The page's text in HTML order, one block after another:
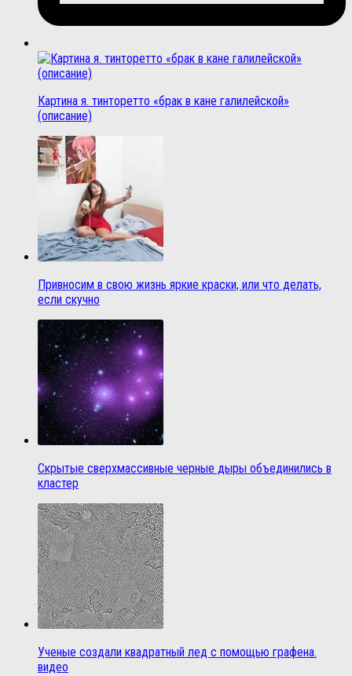
Картина я. тинторетто «брак в кане галилейской»
(описание)
Привносим в свою жизнь яркие краски, или что делать,
если скучно
Скрытые сверхмассивные черные дыры объединились в
кластер
Ученые создали квадратный лед с помощью графена.
видео